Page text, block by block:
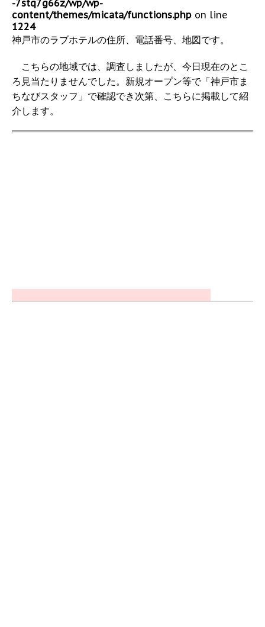
-7stq7g66z/wp/wp-
content/themes/micata/functions.php on line
1224
神戸市のラブホテルの住所、電話番号、地図です。
こちらの地域では、調査しましたが、今日現在のとこ
ろ見当たりませんでした。新規オープン等で「神戸市ま
ちなびスタッフ」で確認でき次第、こちらに掲載して紹
介します。